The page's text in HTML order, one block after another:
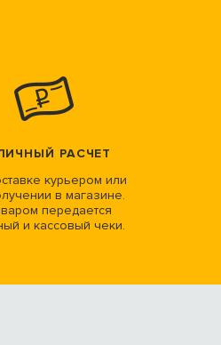
РАСЧЕТ
курьером или
в магазине.
передается
и кассовый чеки.